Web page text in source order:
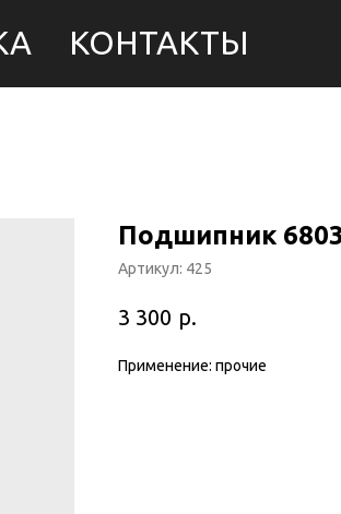
КОНТАКТЫ
Подшипник
Артикул: 425
3 300 р.
Применение: прочие